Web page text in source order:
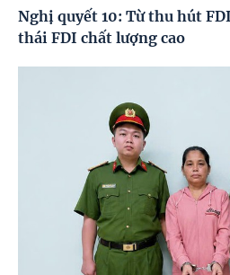
Nghị quyết 10: Từ thu hút
thái FDI chất lượng cao